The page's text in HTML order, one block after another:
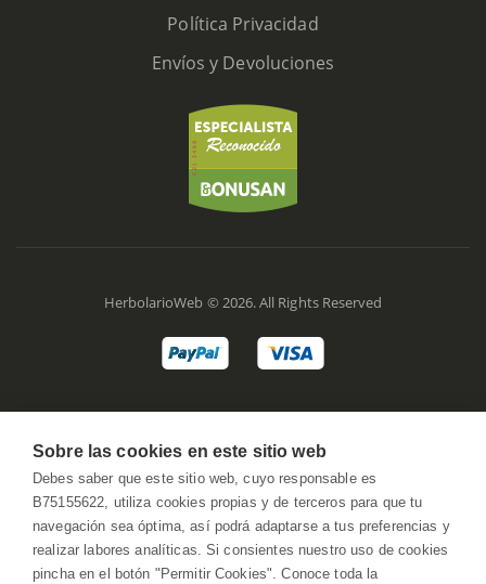
Política Privacidad
Envíos y Devoluciones
HerbolarioWeb © 2026. All Rights Reserved
Sobre las cookies en este sitio web
Debes saber que este sitio web, cuyo responsable es
B75155622, utiliza cookies propias y de terceros para que tu
navegación sea óptima, así podrá adaptarse a tus preferencias y
realizar labores analíticas. Si consientes nuestro uso de cookies
pincha en el botón "Permitir Cookies". Conoce toda la